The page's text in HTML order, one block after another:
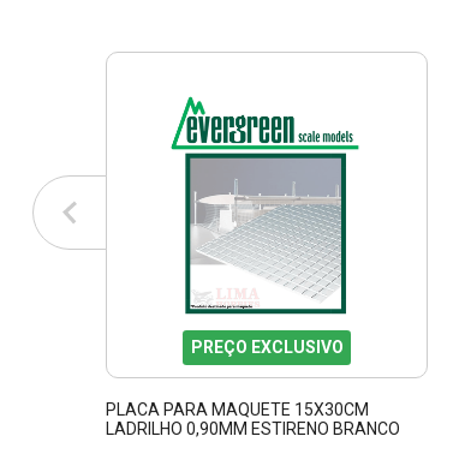
PREÇO EXCLUSIVO
PLACA PARA MAQUETE 15X30CM
LADRILHO 0,90MM ESTIRENO BRANCO